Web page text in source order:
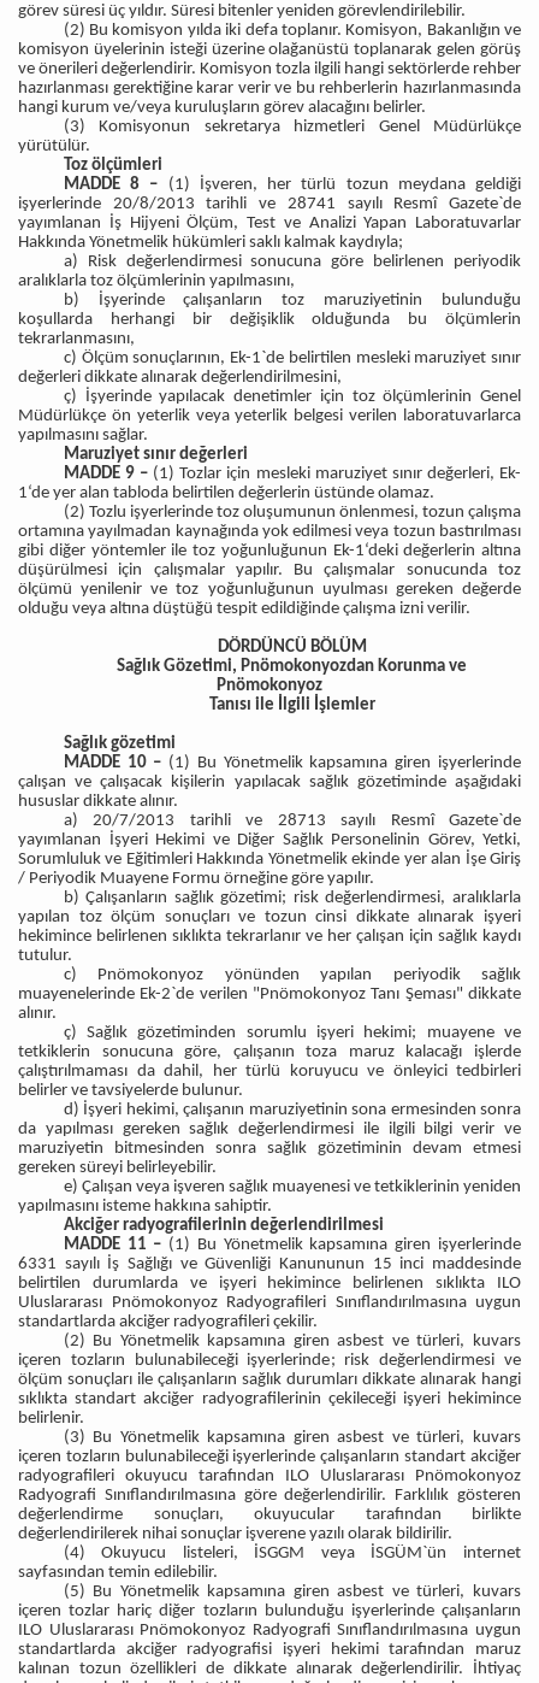
görev süresi üç yıldır. Süresi bitenler yeniden görevlendirilebilir.
(2) Bu komisyon yılda iki defa toplanır. Komisyon, Bakanlığın ve
komisyon üyelerinin isteği üzerine olağanüstü toplanarak gelen görüş
ve önerileri değerlendirir. Komisyon tozla ilgili hangi sektörlerde rehber
hazırlanması gerektiğine karar verir ve bu rehberlerin hazırlanmasında
hangi kurum ve/veya kuruluşların görev alacağını belirler.
(3) Komisyonun sekretarya hizmetleri Genel Müdürlükçe
yürütülür.
Toz ölçümleri
MADDE 8 – (1) İşveren, her türlü tozun meydana geldiği
işyerlerinde 20/8/2013 tarihli ve 28741 sayılı Resmî Gazete`de
yayımlanan İş Hijyeni Ölçüm, Test ve Analizi Yapan Laboratuvarlar
Hakkında Yönetmelik hükümleri saklı kalmak kaydıyla;
a) Risk değerlendirmesi sonucuna göre belirlenen periyodik
aralıklarla toz ölçümlerinin yapılmasını,
b) İşyerinde çalışanların toz maruziyetinin bulunduğu
koşullarda herhangi bir değişiklik olduğunda bu ölçümlerin
tekrarlanmasını,
c) Ölçüm sonuçlarının, Ek-1`de belirtilen mesleki maruziyet sınır
değerleri dikkate alınarak değerlendirilmesini,
ç) İşyerinde yapılacak denetimler için toz ölçümlerinin Genel
Müdürlükçe ön yeterlik veya yeterlik belgesi verilen laboratuvarlarca
yapılmasını sağlar.
Maruziyet sınır değerleri
MADDE 9 – (1) Tozlar için mesleki maruziyet sınır değerleri, Ek-
1‘de yer alan tabloda belirtilen değerlerin üstünde olamaz.
(2) Tozlu işyerlerinde toz oluşumunun önlenmesi, tozun çalışma
ortamına yayılmadan kaynağında yok edilmesi veya tozun bastırılması
gibi diğer yöntemler ile toz yoğunluğunun Ek-1‘deki değerlerin altına
düşürülmesi için çalışmalar yapılır. Bu çalışmalar sonucunda toz
ölçümü yenilenir ve toz yoğunluğunun uyulması gereken değerde
olduğu veya altına düştüğü tespit edildiğinde çalışma izni verilir.
DÖRDÜNCÜ BÖLÜM
Sağlık Gözetimi, Pnömokonyozdan Korunma ve
Pnömokonyoz
Tanısı ile İlgili İşlemler
Sağlık gözetimi
MADDE 10 – (1) Bu Yönetmelik kapsamına giren işyerlerinde
çalışan ve çalışacak kişilerin yapılacak sağlık gözetiminde aşağıdaki
hususlar dikkate alınır.
a) 20/7/2013 tarihli ve 28713 sayılı Resmî Gazete`de
yayımlanan İşyeri Hekimi ve Diğer Sağlık Personelinin Görev, Yetki,
Sorumluluk ve Eğitimleri Hakkında Yönetmelik ekinde yer alan İşe Giriş
/ Periyodik Muayene Formu örneğine göre yapılır.
b) Çalışanların sağlık gözetimi; risk değerlendirmesi, aralıklarla
yapılan toz ölçüm sonuçları ve tozun cinsi dikkate alınarak işyeri
hekimince belirlenen sıklıkta tekrarlanır ve her çalışan için sağlık kaydı
tutulur.
c) Pnömokonyoz yönünden yapılan periyodik sağlık
muayenelerinde Ek-2`de verilen "Pnömokonyoz Tanı Şeması" dikkate
alınır.
ç) Sağlık gözetiminden sorumlu işyeri hekimi; muayene ve
tetkiklerin sonucuna göre, çalışanın toza maruz kalacağı işlerde
çalıştırılmaması da dahil, her türlü koruyucu ve önleyici tedbirleri
belirler ve tavsiyelerde bulunur.
d) İşyeri hekimi, çalışanın maruziyetinin sona ermesinden sonra
da yapılması gereken sağlık değerlendirmesi ile ilgili bilgi verir ve
maruziyetin bitmesinden sonra sağlık gözetiminin devam etmesi
gereken süreyi belirleyebilir.
e) Çalışan veya işveren sağlık muayenesi ve tetkiklerinin yeniden
yapılmasını isteme hakkına sahiptir.
Akciğer radyografilerinin değerlendirilmesi
MADDE 11 – (1) Bu Yönetmelik kapsamına giren işyerlerinde
6331 sayılı İş Sağlığı ve Güvenliği Kanununun 15 inci maddesinde
belirtilen durumlarda ve işyeri hekimince belirlenen sıklıkta ILO
Uluslararası Pnömokonyoz Radyografileri Sınıflandırılmasına uygun
standartlarda akciğer radyografileri çekilir.
(2) Bu Yönetmelik kapsamına giren asbest ve türleri, kuvars
içeren tozların bulunabileceği işyerlerinde; risk değerlendirmesi ve
ölçüm sonuçları ile çalışanların sağlık durumları dikkate alınarak hangi
sıklıkta standart akciğer radyografilerinin çekileceği işyeri hekimince
belirlenir.
(3) Bu Yönetmelik kapsamına giren asbest ve türleri, kuvars
içeren tozların bulunabileceği işyerlerinde çalışanların standart akciğer
radyografileri okuyucu tarafından ILO Uluslararası Pnömokonyoz
Radyografi Sınıflandırılmasına göre değerlendirilir. Farklılık gösteren
değerlendirme sonuçları, okuyucular tarafından birlikte
değerlendirilerek nihai sonuçlar işverene yazılı olarak bildirilir.
(4) Okuyucu listeleri, İSGGM veya İSGÜM`ün internet
sayfasından temin edilebilir.
(5) Bu Yönetmelik kapsamına giren asbest ve türleri, kuvars
içeren tozlar hariç diğer tozların bulunduğu işyerlerinde çalışanların
ILO Uluslararası Pnömokonyoz Radyografi Sınıflandırılmasına uygun
standartlarda akciğer radyografisi işyeri hekimi tarafından maruz
kalınan tozun özellikleri de dikkate alınarak değerlendirilir. İhtiyaç